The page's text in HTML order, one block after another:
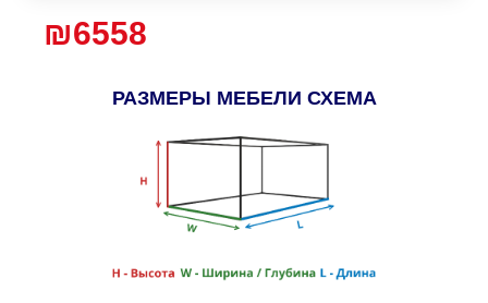
РАЗМЕРЫ МЕБЕЛИ СХЕМА
₪6558